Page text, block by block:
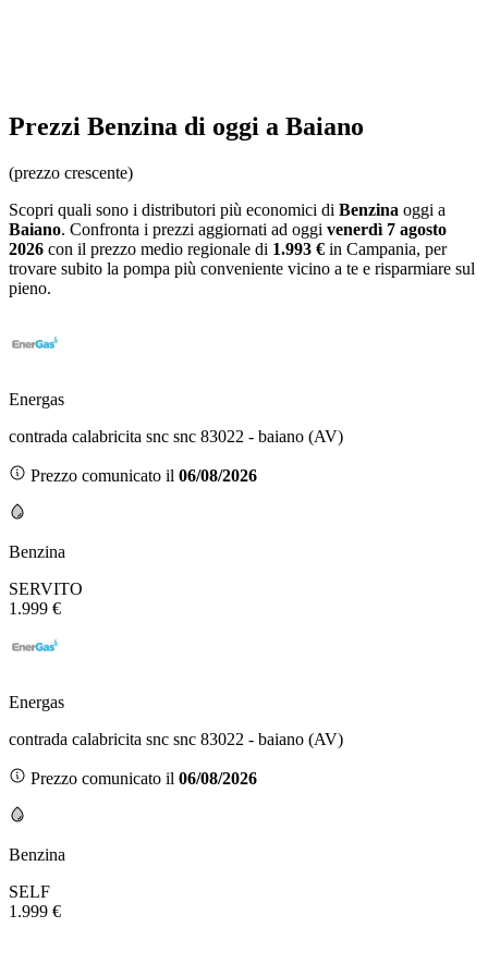
Prezzi Benzina di oggi a Baiano
(prezzo crescente)
Scopri quali sono i distributori più economici di Benzina oggi a
Baiano. Confronta i prezzi aggiornati ad oggi venerdì 7 agosto
2026 con il prezzo medio regionale di 1.993 € in Campania, per
trovare subito la pompa più conveniente vicino a te e risparmiare sul
pieno.
Energas
contrada calabricita snc snc 83022 - baiano (AV)
Prezzo comunicato il 06/08/2026
Benzina
SERVITO
1.999 €
Energas
contrada calabricita snc snc 83022 - baiano (AV)
Prezzo comunicato il 06/08/2026
Benzina
SELF
1.999 €